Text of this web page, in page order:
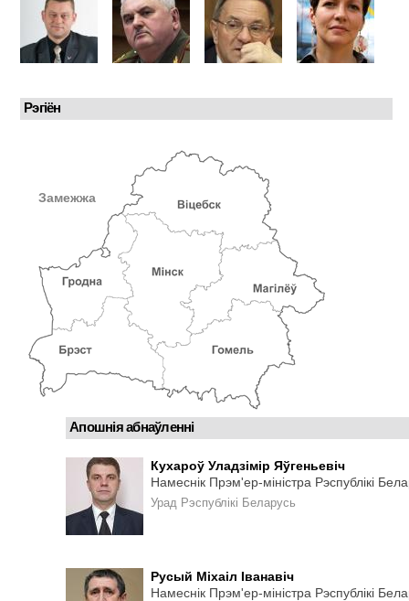
Рэгіён
Замежжа
Апошнія абнаўленні
Кухароў Уладзімір Яўгеньевіч
Намеснік Прэм'ер-міністра Рэспублікі
Урад Рэспублікі Беларусь
Русый Міхаіл Іванавіч
Намеснік Прэм'ер-міністра Рэспублікі